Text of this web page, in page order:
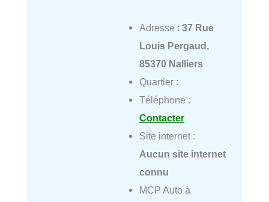
Adresse : 37 Rue
Louis Pergaud,
85370 Nalliers
Quartier :
Téléphone :
Contacter
Site internet :
Aucun site internet
connu
MCP Auto à